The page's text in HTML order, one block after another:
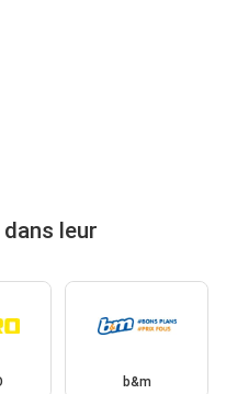
leur
b&m